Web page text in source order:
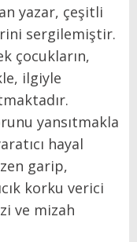
yazar, çeşitli
sergilemiştir.
çocukların,
ilgiyle
yansıtmakla
hayal
garip,
korku verici
ve mizah